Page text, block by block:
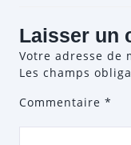
Laisser un
Votre adresse de
Les champs
Commentaire *